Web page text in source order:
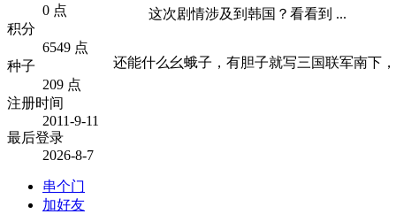
0 点
积分
6549 点
种子
209 点
注册时间
2011-9-11
最后登录
2026-8-7
串个门
加好友
这次剧情涉及到韩国？看看到 ...
还能什么幺蛾子，有胆子就写三国联军南下